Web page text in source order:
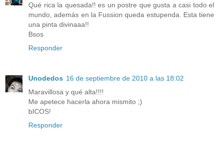
Qué rica la quesada!! es un postre que gusta a casi todo el
mundo, además en la Fussion queda estupenda. Esta tiene
una pinta divinaaa!!
Bsos
Responder
Unodedos 16 de septiembre de 2010 a las 18:02
Maravillosa y qué alta!!!!
Me apetece hacerla ahora mismito ;)
bICOS!
Responder